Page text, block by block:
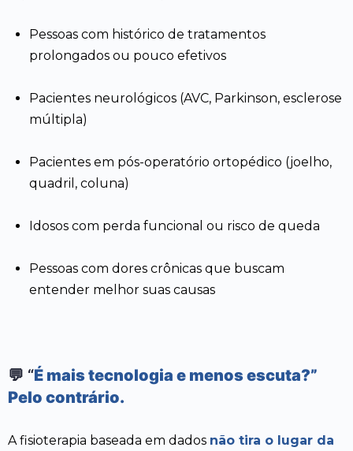
Pessoas com histórico de tratamentos
prolongados ou pouco efetivos
Pacientes neurológicos (AVC, Parkinson, esclerose
múltipla)
Pacientes em pós-operatório ortopédico (joelho,
quadril, coluna)
Idosos com perda funcional ou risco de queda
Pessoas com dores crônicas que buscam
entender melhor suas causas
💬 “É mais tecnologia e menos escuta?”
Pelo contrário.
A fisioterapia baseada em dados não tira o lugar da